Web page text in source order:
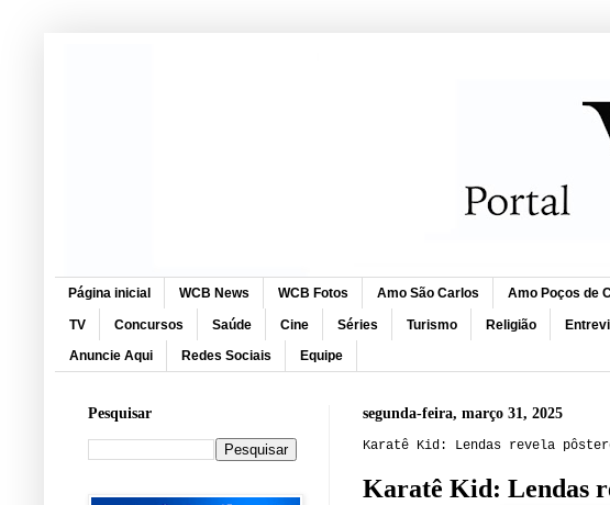
Página inicial WCB News WCB Fotos Amo São Carlos Amo Poços de
TV Concursos Saúde Cine Séries Turismo Religião
Anuncie Aqui Redes Sociais Equipe
segunda-feira, março 31, 2025
Karatê Kid: Lendas revela
Karatê Kid: Lendas
Pesquisar